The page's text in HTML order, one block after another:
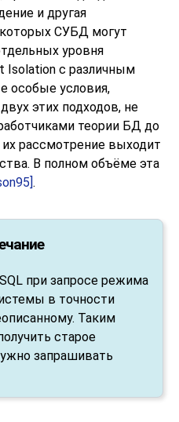
и другая
СУБД могут
уровня
Isolation с различным
особые условия,
этих подходов, не
теории БД до
их рассмотрение выходит
В полном объёме эта
.
при запросе режима
в точности
Таким
старое
запрашивать